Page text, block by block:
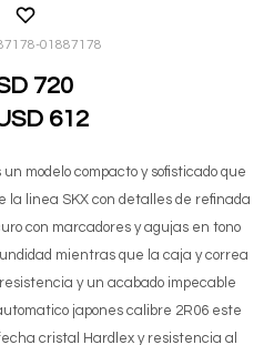
01887178
720
612
un modelo compacto y sofisticado que
la linea SKX con detalles de refinada
con marcadores y agujas en tono
mientras que la caja y correa
y un acabado impecable
japones calibre 2R06 este
cristal Hardlex y resistencia al